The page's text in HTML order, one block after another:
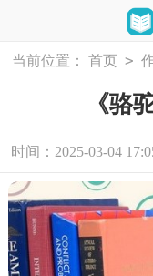
当前位置： 首页 >
《骆
时间：2025-03-04